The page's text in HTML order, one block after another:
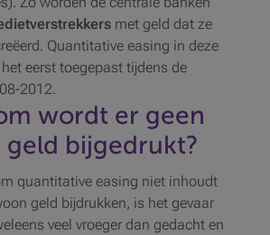
met geld dat ze
Quantitative easing in deze
eerst toegepast tijdens de
2012.
wordt er geen
geld bijgedrukt?
quantitative easing niet inhoudt
geld bijdrukken, is het gevaar
veel vroeger dan gedacht en